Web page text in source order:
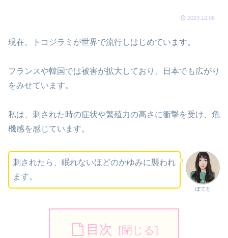
2023.12.08
現在、トコジラミが世界で流行しはじめています。
フランスや韓国では被害が拡大しており、日本でも広がり
をみせています。
私は、刺された時の症状や繁殖力の高さに衝撃を受け、危
機感を感じています。
ぽてと
刺されたら、眠れないほどのかゆみに襲われ
ます。
目次